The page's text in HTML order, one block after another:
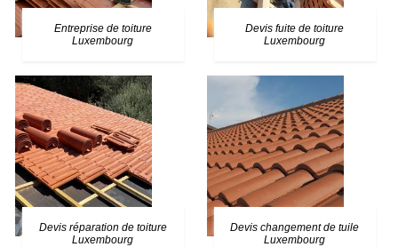
Entreprise de toiture
Luxembourg
Devis fuite de toiture
Luxembourg
Devis réparation de toiture
Luxembourg
Devis changement de tuile
Luxembourg